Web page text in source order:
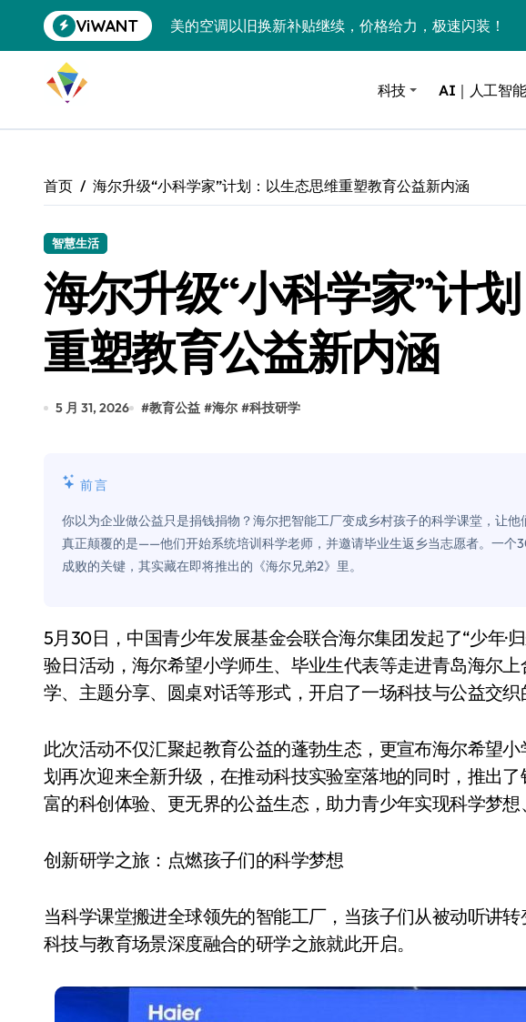
到
ViWANT
美的空调以旧换新补贴继续，价格给力，极速闪装！
黄金瞬间冲破4200，白银狂飙3.5%！三大利好连夜引爆
特斯拉中国卖第五，丰田一季净赚两个比亚迪——中国
Xbox七月大崩盘：裁员3200、卖工作室、网络瘫了，
谷歌DeepMind创始人辞去CEO，但继续“垂帘听政”？
全球最小U盘，容量却碾压iPhone 17顶配？闪迪这波操
400层堆叠、性能翻倍 三星把最新存储技术给了AI
别再用汽车USB给MacBook充电了！老司机教你3招真·
花钱买宝马，启动先看蜘蛛侠？”车主怒了：车内不是广
你的U盘格式对了吗？详解exFAT和NTFS的终极对决
维修店最怕的“作死”操作：把手机塞冰箱，你中招了吗
从“卖电视”到“定规则”：海信拿下RGB-Mini LED全球话
对不起胖东来，我先不学了——永辉的“休克疗法”宣告暂
小米涨价！K90跳上3099，小米17标准版逼近4800
耳机低音像白开水？90%的人第一步就做错了
Xbox 360 游戏终于要登 PC，光盘党也能“以盘换数”了？
科技 AI｜人工智能
首页 海尔升级“小科学家”计划：以生态思维重塑教育公益新内涵
智慧生活
海尔升级“小科学家”计
重塑教育公益新内涵
5 月 31, 2026 #教育公益 #海尔 #科技研学
前言
你以为企业做公益只是捐钱捐物？海尔把智能工厂变成乡村孩子的科学课堂，让
真正颠覆的是——他们开始系统培训科学老师，并邀请毕业生返乡当志愿者。一个
成败的关键，其实藏在即将推出的《海尔兄弟2》里。
5月30日，中国青少年发展基金会联合海尔集团发起了“少年·归来”2026海尔希望小学六一科技体
验日活动，海尔希望小学师生、毕业生代表等走进青岛海尔
学、主题分享、圆桌对话等形式，开启了一场科技与公益交织
此次活动不仅汇聚起教育公益的蓬勃生态，更宣布海尔希望
划再次迎来全新升级，在推动科技实验室落地的同时，推出
富的科创体验、更无界的公益生态，助力青少年实现科学梦想
创新研学之旅：点燃孩子们的科学梦想
当科学课堂搬进全球领先的智能工厂，当孩子们从被动听讲
科技与教育场景深度融合的研学之旅就此开启。